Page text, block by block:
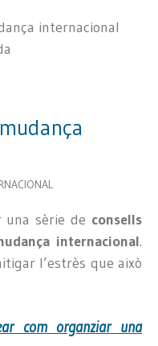
una sèrie de consells
internacional.
l’estrès que això
com organziar una